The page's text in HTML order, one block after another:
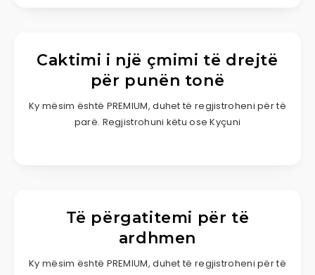
Caktimi i një çmimi të drejtë
për punën tonë
Ky mësim është PREMIUM, duhet të regjistroheni për të
parë. Regjistrohuni këtu ose Kyçuni
Të përgatitemi për të
ardhmen
Ky mësim është PREMIUM, duhet të regjistroheni për të